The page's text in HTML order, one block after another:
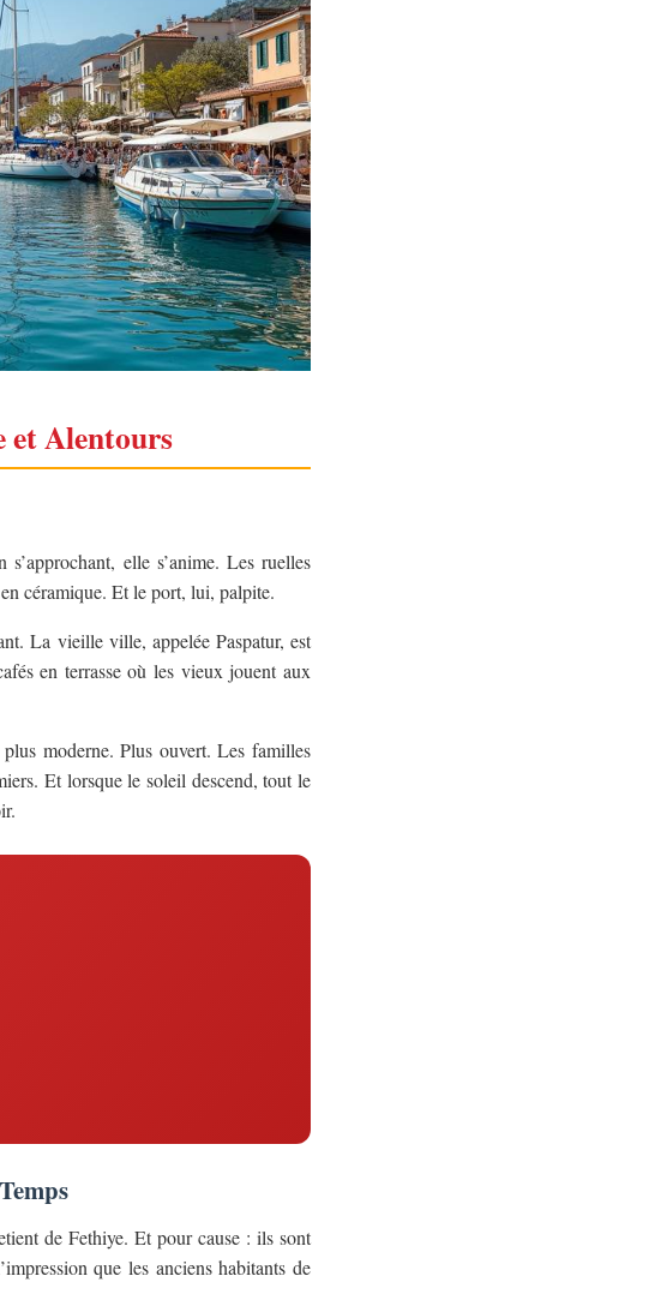
et Alentours
elle s’anime. Les ruelles
céramique. Et le port, lui, palpite.
La vieille ville, appelée Paspatur, est
en terrasse où les vieux jouent aux
moderne. Plus ouvert. Les familles
Et lorsque le soleil descend, tout le
de Fethiye. Et pour cause : ils sont
que les anciens habitants de